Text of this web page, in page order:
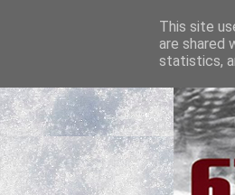
This site
are shared
statistics,